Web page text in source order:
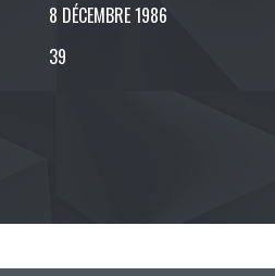
8 DÉCEMBRE 1986
39